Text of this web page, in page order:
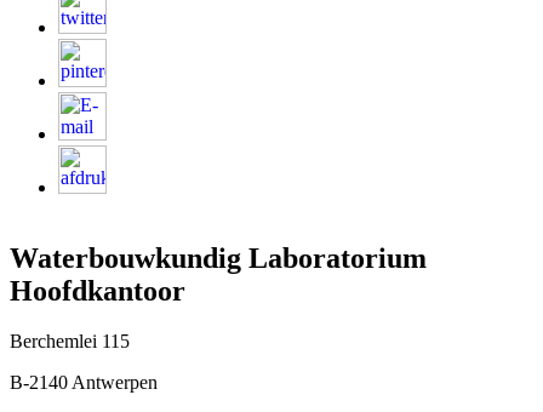
Waterbouwkundig Laboratorium
Hoofdkantoor
Berchemlei 115
B-2140 Antwerpen